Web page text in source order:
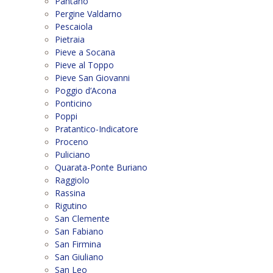
Pergine Valdarno
Pescaiola
Pietraia
Pieve a Socana
Pieve al Toppo
Pieve San Giovanni
Poggio d’Acona
Ponticino
Poppi
Pratantico-Indicatore
Proceno
Puliciano
Quarata-Ponte Buriano
Raggiolo
Rassina
Rigutino
San Clemente
San Fabiano
San Firmina
San Giuliano
San Leo